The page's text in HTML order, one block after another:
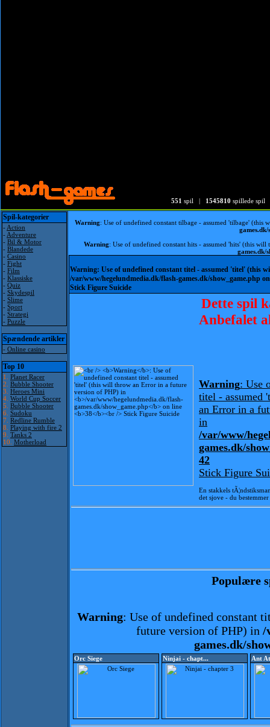
551 spil | 1545810 spillede spil
Spil-kategorier
- Action
- Adventure
- Bil & Motor
- Blandede
- Casino
- Fight
- Film
- Klassiske
- Quiz
- Skydespil
- Slime
- Sport
- Strategi
- Puzzle
Spændende artikler
- Online casino
Top 10
1.
Planet Racer
2. Bubble Shooter
3. Heroes Mini
4. World Cup Soccer
5. Bubble Shooter
6. Sudoku
7. Redline Rumble
8. Playing with fire 2
9. Tanks 2
10. Motherload
Warning: Use of undefined constant tilbage - assumed 'tilbage'
Warning: Use of undefined constant hits - assumed 'hits' (this
games.dk/
Warning: Use of undefined constant titel - assumed 'titel' (this
/var/www/hegelundmedia.dk/flash-games.dk/show_game.php
Stick Figure Suicide
Dette spil
Anbefalet
Warning: Use
titel - assumed
an Error in a
in
/var/www/
games.dk/
42
Stick Figure
En stakkels
det sjove - du
Populære
Warning: Use of undefined constant
future version of PHP) in /
games.dk/
Orc Siege Ninjai - chapt... Ant